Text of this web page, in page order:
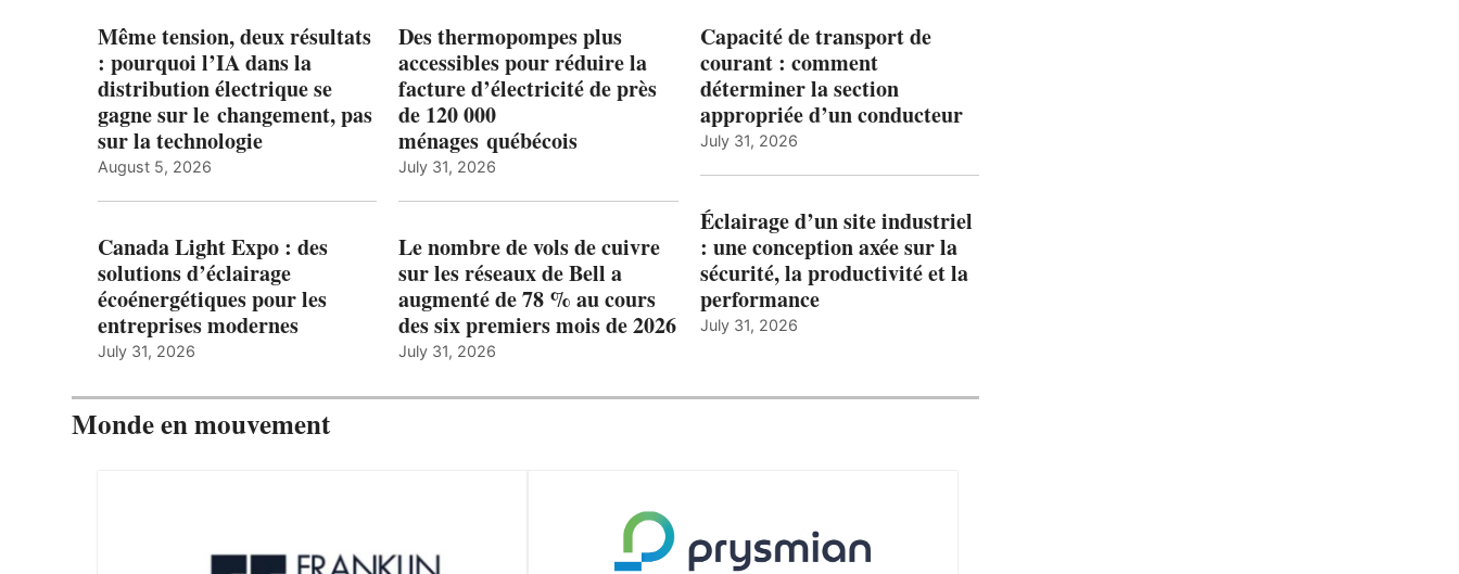
Même tension, deux résultats
: pourquoi l’IA dans la
distribution électrique se
gagne sur le changement, pas
sur la technologie
August 5, 2026
Canada Light Expo : des
solutions d’éclairage
écoénergétiques pour les
entreprises modernes
July 31, 2026
Des thermopompes plus
accessibles pour réduire la
facture d’électricité de près
de 120 000
ménages québécois
July 31, 2026
Le nombre de vols de cuivre
sur les réseaux de Bell a
augmenté de 78 % au cours
des six premiers mois de 2026
July 31, 2026
Capacité de transport de
courant : comment
déterminer la section
appropriée d’un conducteur
July 31, 2026
Éclairage d’un site industriel
: une conception axée sur la
sécurité, la productivité et la
performance
July 31, 2026
Monde en mouvement